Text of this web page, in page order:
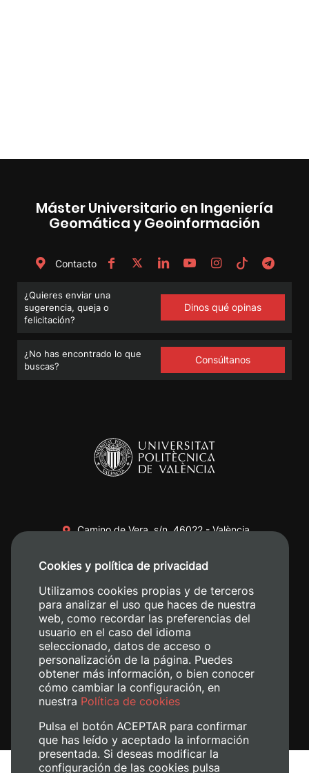
Máster Universitario en Ingeniería
Geomática y Geoinformación
Contacto
¿Quieres enviar una
sugerencia, queja o
felicitación?
Dinos qué opinas
¿No has encontrado lo que
buscas?
Consúltanos
Camino de Vera, s/n. 46022 - València
+34 620 04 00 50
Cookies y política de privacidad
Utilizamos cookies propias y de terceros
para analizar el uso que haces de nuestra
web, como recordar las preferencias del
usuario en el caso del idioma
seleccionado, datos de acceso o
personalización de la página. Puedes
obtener más información, o bien conocer
cómo cambiar la configuración, en
nuestra Política de cookies
Pulsa el botón ACEPTAR para confirmar
que has leído y aceptado la información
presentada. Si deseas modificar la
configuración de las cookies pulsa